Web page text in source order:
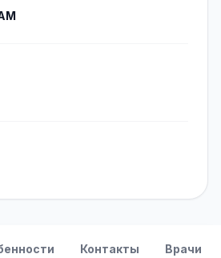
Контакты Врачи